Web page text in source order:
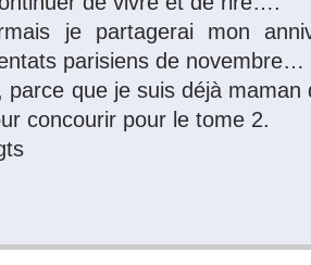
je partagerai mon
parisiens de novembre…
parce que je suis déjà
concourir pour le tome 2.